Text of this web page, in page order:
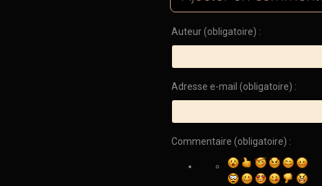
Auteur (obligatoire) :
Adresse e-mail (obligatoire) :
Commentaire (obligatoire) :